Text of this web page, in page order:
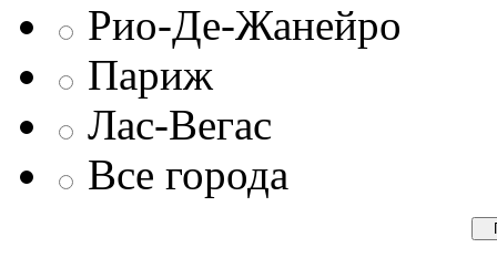
Рио-Де-Жанейро
Париж
Лас-Вегас
Все города